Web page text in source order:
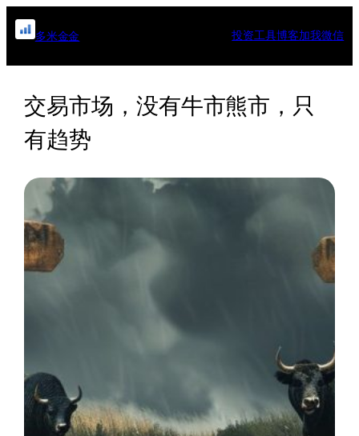
跳
至
多米金金 投资工具博客加我微信
交易市场，没有牛市熊市，只
有趋势